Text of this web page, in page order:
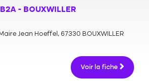
- BOUXWILLER
Jean Hoeffel, 67330 BOUXWILLER
Voir la fiche